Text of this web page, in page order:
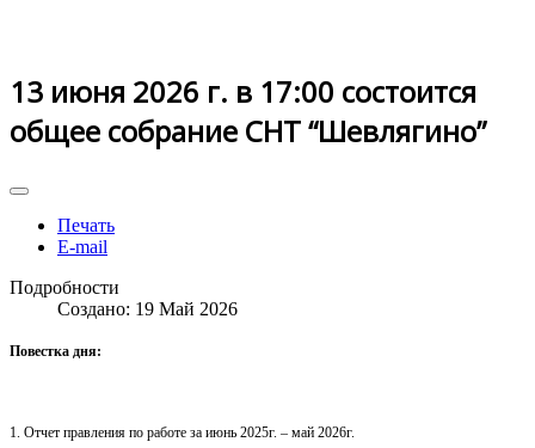
13 июня 2026 г. в 17:00 состоится
общее собрание СНТ “Шевлягино”
Печать
E-mail
Подробности
Создано: 19 Май 2026
Повестка дня:
1. Отчет правления по работе за июнь 2025г. – май 2026г.